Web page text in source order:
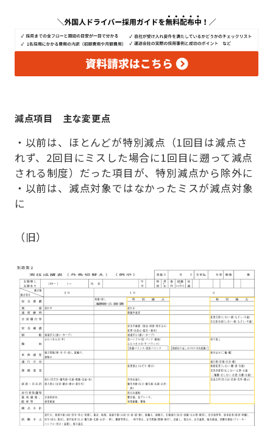
減点項目 主な変更点
・以前は、ほとんどが特別減点（1回目は減点さ
れず、2回目にミスした場合に1回目に遡って減点
される制度）だった項目が、特別減点から除外に
・以前は、減点対象ではなかったミスが減点対象
に
（旧）